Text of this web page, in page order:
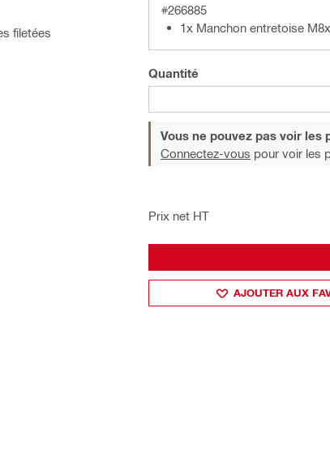
filetées
#266885
1x Manchon entretoise
Quantité
Vous ne pouvez pas voir les
Connectez-vous pour voir les
Prix net HT
AJOUTER AUX